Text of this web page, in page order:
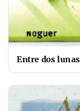
Entre dos lunas